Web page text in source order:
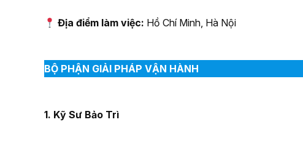
Địa điểm làm việc: Hồ Chí Minh, Hà Nội
BỘ PHẬN GIẢI PHÁP VẬN HÀNH
1. Kỹ Sư Bảo Trì